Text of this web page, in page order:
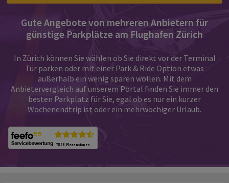
Gute Angebote von mehreren Anbietern für
günstige Parkplätze am Flughafen Zürich
In Zürich können Sie wählen ob Sie direkt vor der Terminal
Tür parken oder mit einer Park & Ride Option etwas
außerhalb ein wenig sparen wollen. Mit dem
Anbietervergleich auf unserem Portal finden Sie immer den
besten Parkplatz für Sie, egal ob es nur ein kurzer
Wochenendtrip ist oder ein mehrwöchiger Urlaub.